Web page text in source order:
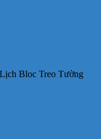
Bloc Treo Tường